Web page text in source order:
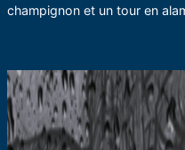
champignon et un tour en